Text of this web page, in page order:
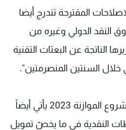
المقترحة تندرج أيضا
الدولي وغيره من
الناتجة عن البعثات التقنية
خلال السنتين المنصرمتين".
وأشار الخليل إلى " أن مشروع الموازنة 2023 يأتي أيضاً
النقدية في ما يخصّ تمويل